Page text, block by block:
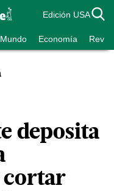
Edición USA
Mundo Economía
deposita
cortar